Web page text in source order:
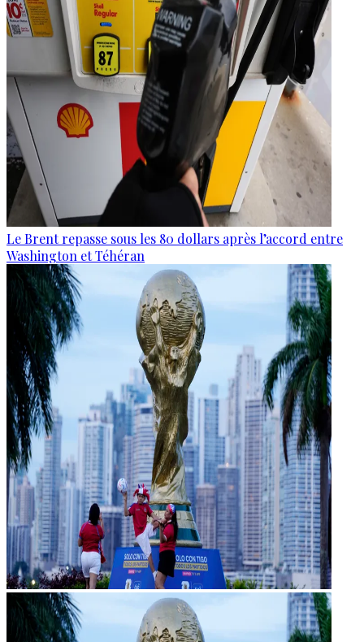
Le Brent repasse sous les 80 dollars après l’accord entre
Washington et Téhéran